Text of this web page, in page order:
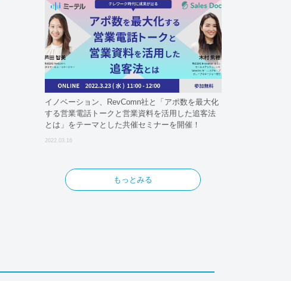
イノベーション、RevComn社と「アポ数を最大化
する営業電話トークと営業資料を活用した追客法
とは」をテーマとした共催セミナーを開催！
2022.03.16
もっとみる